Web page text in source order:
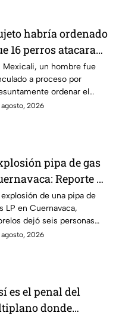
habría ordenado
16 perros atacaran
hermana con
en
BC
Mexicali, un hombre fue
a proceso por
ordenar el
de 16 perros contra su
2026
pipa de gas
Reporte de
tras estallido
Morelos
explosión de una pipa de
LP en Cuernavaca,
dejó seis personas
IMSS informó
2026
es el penal del
donde